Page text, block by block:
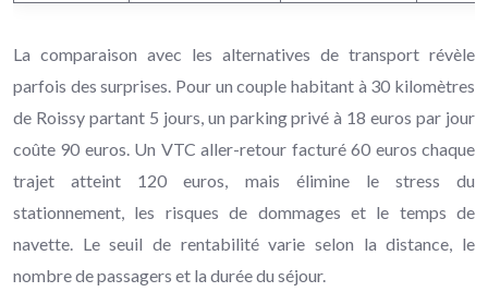
La comparaison avec les alternatives de transport révèle
parfois des surprises. Pour un couple habitant à 30 kilomètres
de Roissy partant 5 jours, un parking privé à 18 euros par jour
coûte 90 euros. Un VTC aller-retour facturé 60 euros chaque
trajet atteint 120 euros, mais élimine le stress du
stationnement, les risques de dommages et le temps de
navette. Le seuil de rentabilité varie selon la distance, le
nombre de passagers et la durée du séjour.